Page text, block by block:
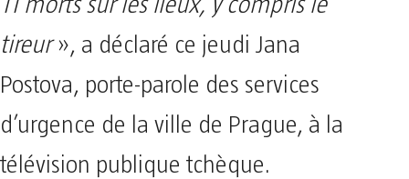
tireur», a déclaré ce jeudi Jana
Postova, porte-parole des services
d’urgence de la ville de Prague, à la
télévision publique tchèque.